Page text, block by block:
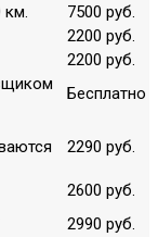
7500 руб.
2200 руб.
2200 руб.
Бесплатно
2290 руб.
2600 руб.
2990 руб.